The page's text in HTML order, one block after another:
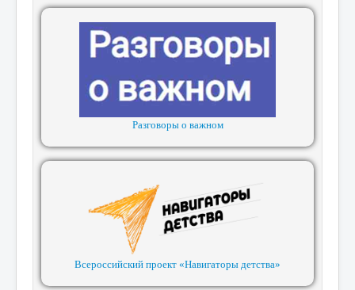
Разговоры о важном
Всероссийский проект «Навигаторы детства»